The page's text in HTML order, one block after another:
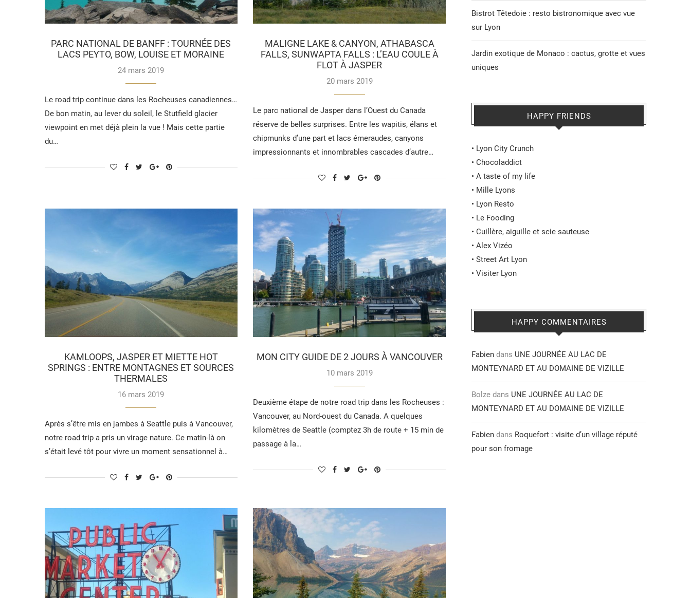
PARC NATIONAL DE BANFF : TOURNÉE DES
LACS PEYTO, BOW, LOUISE ET MORAINE
24 mars 2019
Le road trip continue dans les Rocheuses canadiennes…
De bon matin, au lever du soleil, le Stutfield glacier
viewpoint en met déjà plein la vue ! Mais cette partie
du…
MALIGNE LAKE & CANYON, ATHABASCA
FALLS, SUNWAPTA FALLS : L’EAU COULE À
FLOT À JASPER
20 mars 2019
Le parc national de Jasper dans l’Ouest du Canada
réserve de belles surprises. Entre les wapitis, élans et
chipmunks d’une part et lacs émeraudes, canyons
impressionnants et innombrables cascades d’autre…
KAMLOOPS, JASPER ET MIETTE HOT
SPRINGS : ENTRE MONTAGNES ET SOURCES
THERMALES
16 mars 2019
Après s’être mis en jambes à Seattle puis à Vancouver,
notre road trip a pris un virage nature. Ce matin-là on
s’était levé tôt pour vivre un moment sensationnel à…
MON CITY GUIDE DE 2 JOURS À VANCOUVER
10 mars 2019
Deuxième étape de notre road trip dans les Rocheuses :
Vancouver, au Nord-ouest du Canada. A quelques
kilomètres de Seattle (comptez 3h de route + 15 min de
passage à la…
Bistrot Têtedoie : resto bistronomique avec vue
sur Lyon
Jardin exotique de Monaco : cactus, grotte et vues
uniques
HAPPY FRIENDS
• Lyon City Crunch
• Chocoladdict
• A taste of my life
• Mille Lyons
• Lyon Resto
• Le Fooding
• Cuillère, aiguille et scie sauteuse
• Alex Vizéo
• Street Art Lyon
• Visiter Lyon
HAPPY COMMENTAIRES
Fabien dans UNE JOURNÉE AU LAC DE
MONTEYNARD ET AU DOMAINE DE VIZILLE
Bolze dans UNE JOURNÉE AU LAC DE
MONTEYNARD ET AU DOMAINE DE VIZILLE
Fabien dans Roquefort : visite d’un village réputé
pour son fromage